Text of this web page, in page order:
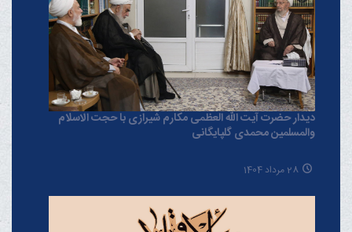
دیدار حضرت آیت الله العظمی مکارم شیرازی با حجت الاسلام
والمسلمین محمدی گلپایگانی
28 مرداد 1404